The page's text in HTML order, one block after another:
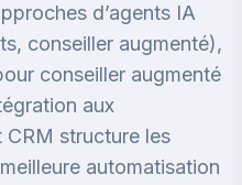
d’agents IA
conseiller augmenté),
conseiller augmenté
aux
CRM structure les
automatisation